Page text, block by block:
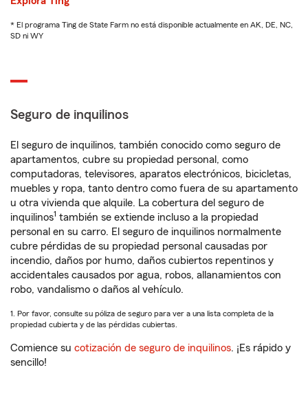
* El programa Ting de State Farm no está disponible actualmente en AK, DE, NC,
SD ni WY
Seguro de inquilinos
El seguro de inquilinos, también conocido como seguro de
apartamentos, cubre su propiedad personal, como
computadoras, televisores, aparatos electrónicos, bicicletas,
muebles y ropa, tanto dentro como fuera de su apartamento
u otra vivienda que alquile. La cobertura del seguro de
inquilinos1 también se extiende incluso a la propiedad
personal en su carro. El seguro de inquilinos normalmente
cubre pérdidas de su propiedad personal causadas por
incendio, daños por humo, daños cubiertos repentinos y
accidentales causados por agua, robos, allanamientos con
robo, vandalismo o daños al vehículo.
1. Por favor, consulte su póliza de seguro para ver a una lista completa de la
propiedad cubierta y de las pérdidas cubiertas.
Comience su cotización de seguro de inquilinos. ¡Es rápido y
sencillo!